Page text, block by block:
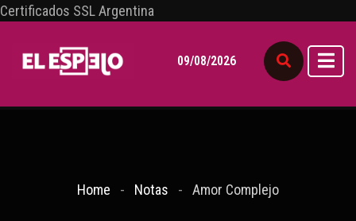
Certificados SSL Argentina
09/08/2026
Home Notas Amor Complejo